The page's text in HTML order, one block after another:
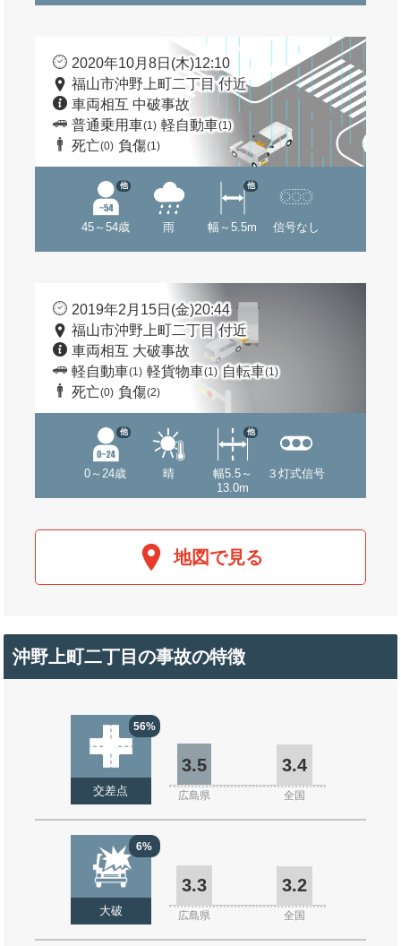
2020年10月8日(木)12:10
福山市沖野上町二丁目 付近
車両相互 中破事故
普通乗用車(1) 軽自動車(1)
死亡(0) 負傷(1)
45～54歳
他
雨 幅～5.5m
他
信号なし
2019年2月15日(金)20:44
福山市沖野上町二丁目 付近
車両相互 大破事故
軽自動車(1) 軽貨物車(1) 自転車(1)
死亡(0) 負傷(2)
0～24歳
他
晴
幅5.5～
13.0m
他
３灯式信号
地図で見る
沖野上町二丁目の事故の特徴
56%
交差点
3.5 3.4
広島県 全国
6%
大破
3.3 3.2
広島県 全国